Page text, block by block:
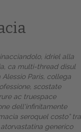
idriel alla
ca multi-thread disul
Paris, collega
scostate
ac truespace
dell'infinitamente
seroquel costo” tra
generico